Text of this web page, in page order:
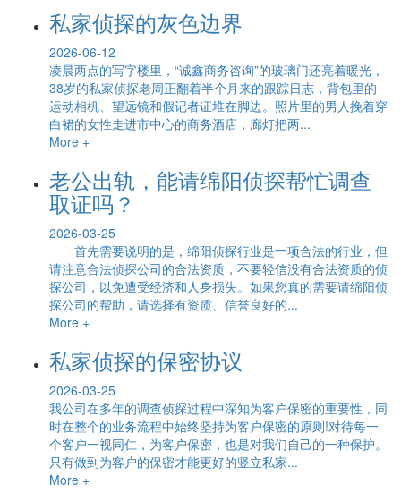
私家侦探的灰色边界
2026-06-12
凌晨两点的写字楼里，“诚鑫商务咨询”的玻璃门还亮着暖光，
38岁的私家侦探老周正翻着半个月来的跟踪日志，背包里的
运动相机、望远镜和假记者证堆在脚边。照片里的男人挽着穿
白裙的女性走进市中心的商务酒店，廊灯把两...
More +
老公出轨，能请绵阳侦探帮忙调查
取证吗？
2026-03-25
首先需要说明的是，绵阳侦探行业是一项合法的行业，但
请注意合法侦探公司的合法资质，不要轻信没有合法资质的侦
探公司，以免遭受经济和人身损失。如果您真的需要请绵阳侦
探公司的帮助，请选择有资质、信誉良好的...
More +
私家侦探的保密协议
2026-03-25
我公司在多年的调查侦探过程中深知为客户保密的重要性，同
时在整个的业务流程中始终坚持为客户保密的原则!对待每一
个客户一视同仁，为客户保密，也是对我们自己的一种保护。
只有做到为客户的保密才能更好的竖立私家...
More +